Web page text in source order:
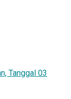
Tanggal 03